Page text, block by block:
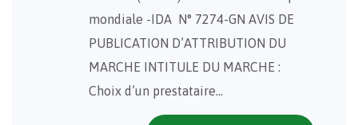
mondiale -IDA N° 7274-GN AVIS DE
PUBLICATION D’ATTRIBUTION DU
MARCHE INTITULE DU MARCHE :
Choix d’un prestataire…